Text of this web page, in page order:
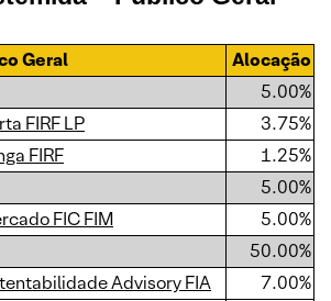
Geral
Alocação
5.00%
FIRF LP
3.75%
FIRF
1.25%
5.00%
FIC FIM
5.00%
50.00%
Advisory FIA
7.00%